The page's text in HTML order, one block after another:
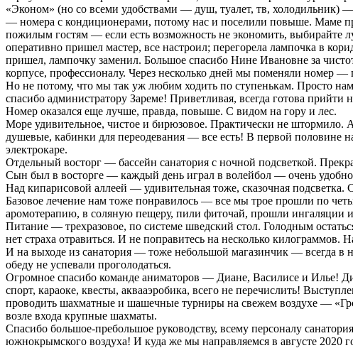
«Эконом» (но со всеми удобствами — душ, туалет, тв,
— номера с кондиционерами, потому нас и поселили повыше. Маме
пожилым гостям — если есть возможность не экономить, выбирайте
оперативно пришел мастер, все настроил; перегорела лампочка в
пришел, лампочку заменил. Большое спасибо Нине Ивановне за
корпусе, профессионалу. Через несколько дней мы поменяли номер —
Но не потому, что мы так уж любим ходить по ступенькам. Просто
спасибо администратору Зареме! Приветливая, всегда готова
Номер оказался еще лучше, правда, повыше. С видом на гору и лес.
Море удивительное, чистое и бирюзовое. Практически не
душевые, кабинки для переодевания — все есть! В первой половине
электрокаре.
Отдельный восторг — бассейн санатория с ночной подсветкой.
Сын был в восторге — каждый день играл в волейбол — очень
Над кипарисовой аллеей — удивительная тоже, сказочная
Базовое лечение нам тоже понравилось — все мы трое прошли по
аромотерапию, в соляную пещеру, пили фиточай, прошли
Питание — трехразовое, по системе шведский стол. Голодным
нет страха отравиться. И не поправитесь на несколько
И на выходе из санатория — тоже небольшой магазинчик — всегда
обеду не успевали проголодаться.
Огромное спасибо команде аниматоров — Диане, Василисе и Илье!
спорт, караоке, квесты, аквааэробика, всего не перечислить!
проводить шахматные и шашечные турниры на свежем воздухе —
возле входа крупные шахматы.
Спасибо большое-пребольшое руководству, всему персоналу
южнокрымского воздуха! И куда же мы направляемся в августе